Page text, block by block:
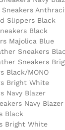
Slippers Black
Black
Majolica Blue
Sneakers
Sneakers
Black/MONO
Bright White
Navy Blazer
Navy Blazer
Black
Bright White